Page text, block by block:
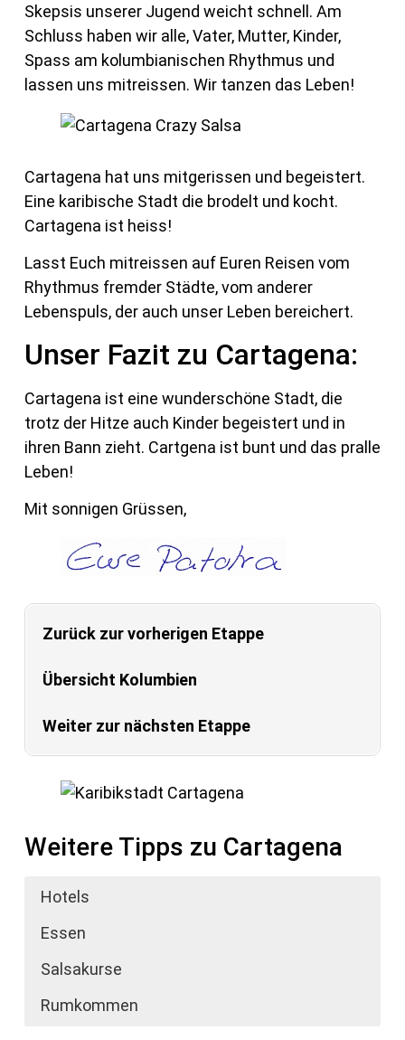
Skepsis unserer Jugend weicht schnell. Am
Schluss haben wir alle, Vater, Mutter, Kinder,
Spass am kolumbianischen Rhythmus und
lassen uns mitreissen. Wir tanzen das Leben!
Cartagena hat uns mitgerissen und begeistert.
Eine karibische Stadt die brodelt und kocht.
Cartagena ist heiss!
Lasst Euch mitreissen auf Euren Reisen vom
Rhythmus fremder Städte, vom anderer
Lebenspuls, der auch unser Leben bereichert.
Unser Fazit zu Cartagena:
Cartagena ist eine wunderschöne Stadt, die
trotz der Hitze auch Kinder begeistert und in
ihren Bann zieht. Cartgena ist bunt und das pralle
Leben!
Mit sonnigen Grüssen,
Zurück zur vorherigen Etappe
Übersicht Kolumbien
Weiter zur nächsten Etappe
Weitere Tipps zu Cartagena
Hotels
Essen
Salsakurse
Rumkommen